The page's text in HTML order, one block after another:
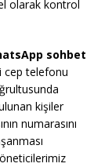
olarak kontrol
sohbet
cep telefonu
kişiler
numarasını